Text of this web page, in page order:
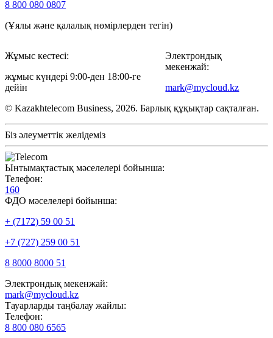
8 800 080 0807
(Ұялы және қалалық нөмірлерден тегін)
Жұмыс кестесі:
жұмыс күндері 9:00-ден 18:00-ге
дейін
Электрондық
мекенжай:
mark@mycloud.kz
© Kazakhtelecom Business, 2026. Барлық құқықтар сақталған.
Біз әлеуметтік желідеміз
Ынтымақтастық мәселелері бойынша:
Телефон:
160
ФДО мәселелері бойынша:
+ (7172) 59 00 51
+7 (727) 259 00 51
8 8000 8000 51
Электрондық мекенжай:
mark@mycloud.kz
Тауарларды таңбалау жайлы:
Телефон:
8 800 080 6565